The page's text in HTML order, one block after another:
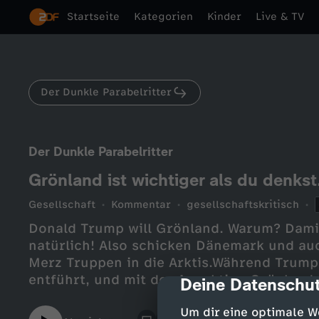
cmp-dialog-
Deine
Um dir eine optimale
Startseite Kategorien Kinder Live & TV
Der Dunkle Parabelritter
Der Dunkle Parabelritter
Grönland ist wichtiger als du
Gesellschaft Kommentar gesellschaftskritisch
Donald Trump will Grönland. Warum?
natürlich! Also schicken Dänemark und
Merz Truppen in die Arktis.Während
entführt, und mit der Annektion
der NATO. Vor wem muss Grönland denn
Russland oder China, oder haben die